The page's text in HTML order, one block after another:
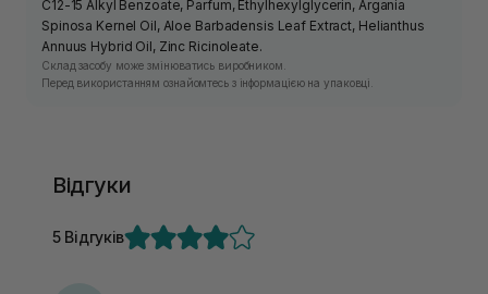
C12-15 Alkyl Benzoate, Parfum, Ethylhexylglycerin, Argania
Spinosa Kernel Oil, Aloe Barbadensis Leaf Extract, Helianthus
Annuus Hybrid Oil, Zinc Ricinoleate.
Склад засобу може змінюватись виробником.
Перед використанням ознайомтесь з інформацією на упаковці.
Відгуки
5 Відгуків